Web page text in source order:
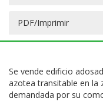
PDF/Imprimir
Se vende edificio
azotea transitable en la
demandada por su